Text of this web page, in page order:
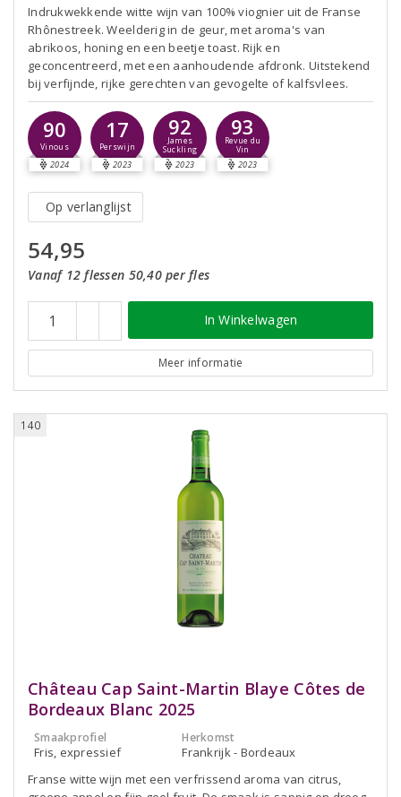
Indrukwekkende witte wijn van 100% viognier uit de Franse
Rhônestreek. Weelderig in de geur, met aroma's van
abrikoos, honing en een beetje toast. Rijk en
geconcentreerd, met een aanhoudende afdronk. Uitstekend
bij verfijnde, rijke gerechten van gevogelte of kalfsvlees.
90
Vinous
2024
17
Perswijn
2023
92
James
Suckling
2023
93
Revue du
Vin
2023
Op verlanglijst
54,95
Vanaf 12 flessen 50,40 per fles
In Winkelwagen
Meer informatie
140
Château Cap Saint-Martin Blaye Côtes de
Bordeaux Blanc 2025
Smaakprofiel
Fris, expressief
Herkomst
Frankrijk - Bordeaux
Franse witte wijn met een verfrissend aroma van citrus,